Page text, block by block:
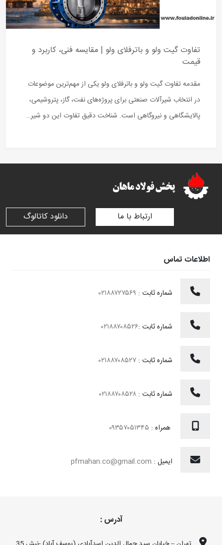
تفاوت گیت ولو و باترفلای ولو | مقایسه فنی، کاربرد و
قیمت
مقدمه تفاوت گیت ولو و باترفلای ولو یکی از مهم‌ترین موضوعات
در انتخاب شیرآلات صنعتی برای پروژه‌های نفت، گاز، پتروشیمی،
پالایشگاهی و نیروگاهی است. شناخت دقیق تفاوت این دو شیر…
ارتباط با ما دانلود کاتالوگ
اطلاعات تماس
شماره ثابت :
شماره ثابت :۰۲۱۸۸۷۰۸۵۲۶
شماره ثابت :
شماره ثابت :
همراه :
ایمیل : pfmahan.co@gmail.com
آدرس :